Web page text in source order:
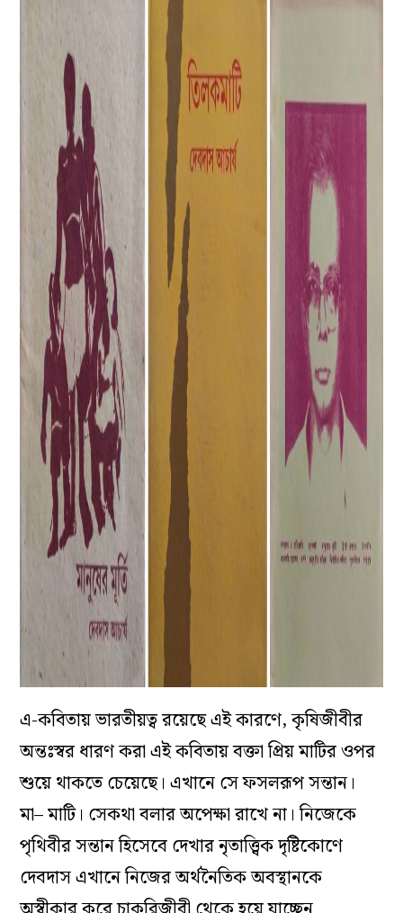
এ-কবিতায় ভারতীয়ত্ব রয়েছে এই কারণে, কৃষিজীবীর
অন্তঃস্বর ধারণ করা এই কবিতায় বক্তা প্রিয় মাটির ওপর
শুয়ে থাকতে চেয়েছে। এখানে সে ফসলরূপ সন্তান।
মা– মাটি। সেকথা বলার অপেক্ষা রাখে না। নিজেকে
পৃথিবীর সন্তান হিসেবে দেখার নৃতাত্ত্বিক দৃষ্টিকোণে
দেবদাস এখানে নিজের অর্থনৈতিক অবস্থানকে